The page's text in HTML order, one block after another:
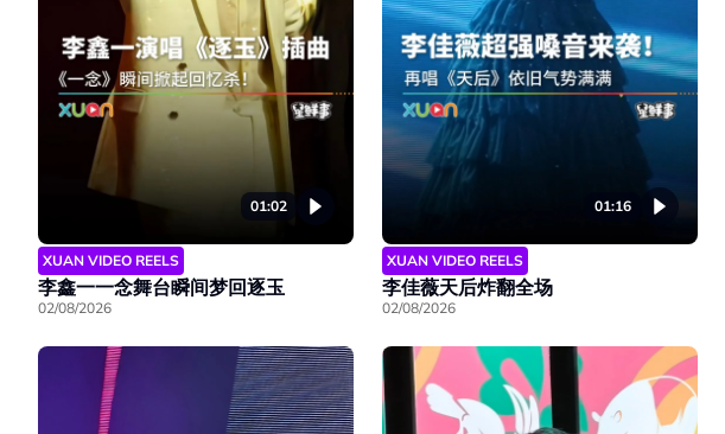
01:02
XUAN VIDEO REELS
李鑫一一念舞台瞬间梦回逐玉
02/08/2026
01:16
XUAN VIDEO REELS
李佳薇天后炸翻全场
02/08/2026